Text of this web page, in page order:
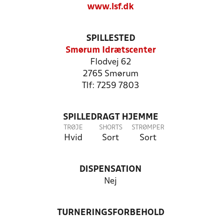
www.lsf.dk
SPILLESTED
Smørum Idrætscenter
Flodvej 62
2765 Smørum
Tlf: 7259 7803
SPILLEDRAGT HJEMME
TRØJE
Hvid
SHORTS
Sort
STRØMPER
Sort
DISPENSATION
Nej
TURNERINGSFORBEHOLD